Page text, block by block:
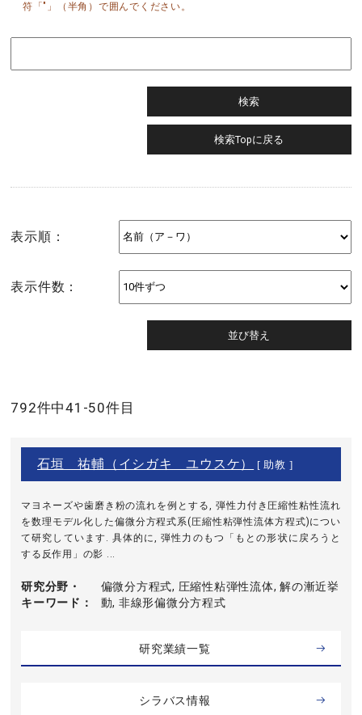
符「"」（半角）で囲んでください。
表示順：
表示件数：
792件中41-50件目
石垣 祐輔（イシガキ ユウスケ） [ 助教 ]
マヨネーズや歯磨き粉の流れを例とする, 弾性力付き圧縮性粘性流れ
を数理モデル化した偏微分方程式系(圧縮性粘弾性流体方程式)につい
て研究しています. 具体的に, 弾性力のもつ「もとの形状に戻ろうと
する反作用」の影 ...
研究分野・
キーワード
偏微分方程式, 圧縮性粘弾性流体, 解の漸近挙
動, 非線形偏微分方程式
研究業績一覧
シラバス情報